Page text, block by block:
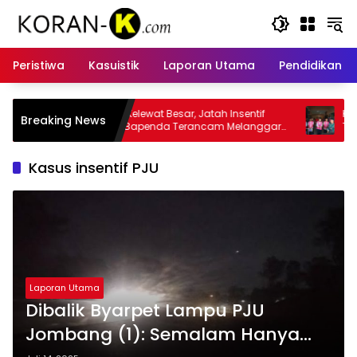
Peristiwa
Kasuistik Laporan Utama Pendidikan
Breaking News
Jatah Insentif
Melanggar
Kasus Insentif Pajak Listrik Muncul
Tersangka
Kasus insentif PJU
Laporan Utama
Dibalik Byarpet Lampu PJU
Jombang (1): Semalam Hanya